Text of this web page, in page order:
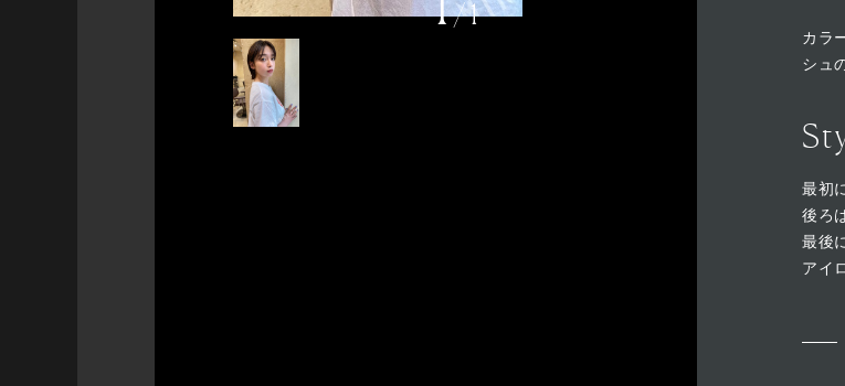
/1
カラ
シュ
最初
後ろ
最後
アイ